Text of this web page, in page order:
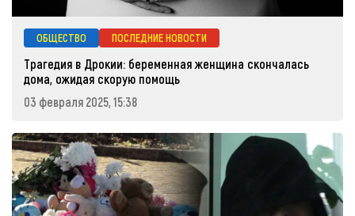
ОБЩЕСТВО ПОСЛЕДНИЕ НОВОСТИ
Трагедия в Дрокии: беременная женщина скончалась
дома, ожидая скорую помощь
03 февраля 2025, 15:38